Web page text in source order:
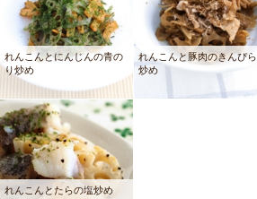
れんこんとにんじんの青の
り炒め
れんこんと豚肉のきんぴら
炒め
れんこんとたらの塩炒め